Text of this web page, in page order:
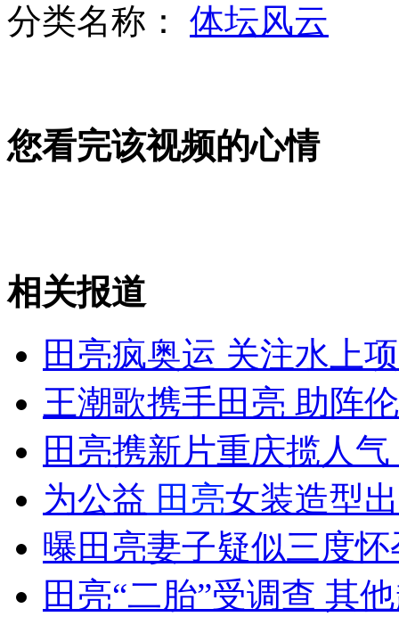
“最牛”公厕配空调电视沙发母婴室
山西运城恶犬咬伤多人 警民合力深夜将其击毙
女孩北京地铁殴打老人 痛下狠手拳打脚踢
无痛分娩是否安全 医生回应
外交部：反对强权政治霸凌主义
分类名称： 体坛风云
您看完该视频的心情
相关报道
田亮疯奥运 关注水上
王潮歌携手田亮 助阵
田亮携新片重庆揽人
为公益 田亮女装造型
曝田亮妻子疑似三度
田亮“二胎”受调查 其